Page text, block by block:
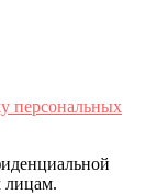
персональных
лицам.